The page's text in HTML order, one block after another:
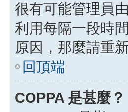
很有可能管理員
利用每隔一段時
原因，那麼請重
回頂端
COPPA 是甚麼？